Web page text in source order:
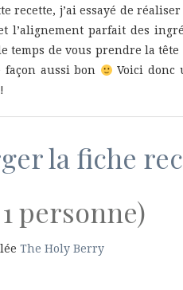
recette, j’ai essayé de
l’alignement parfait des
temps de vous prendre la
façon aussi bon
Voici donc
la fiche
personne)
The Holy Berry